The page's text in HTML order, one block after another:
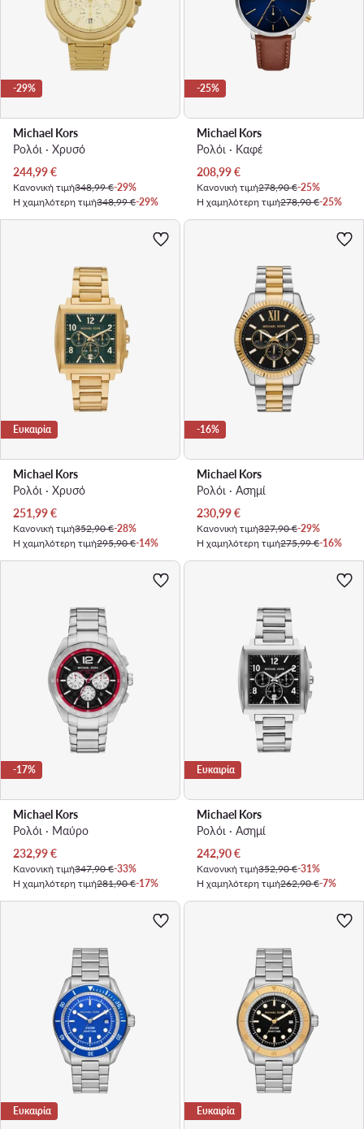
-29%
Michael Kors
Ρολόι · Χρυσό
Τρέχουσα τιμή
244,99€
Κανονική τιμή348,99 €-29%
Η χαμηλότερη τιμή348,99 €-29%
-25%
Michael Kors
Ρολόι · Καφέ
Τρέχουσα τιμή
208,99€
Κανονική τιμή278,90 €-25%
Η χαμηλότερη τιμή278,90 €-25%
Ευκαιρία
Michael Kors
Ρολόι · Χρυσό
Τρέχουσα τιμή
251,99€
Κανονική τιμή352,90 €-28%
Η χαμηλότερη τιμή295,90 €-14%
-16%
Michael Kors
Ρολόι · Ασημί
Τρέχουσα τιμή
230,99€
Κανονική τιμή327,90 €-29%
Η χαμηλότερη τιμή275,99 €-16%
-17%
Michael Kors
Ρολόι · Μαύρο
Τρέχουσα τιμή
232,99€
Κανονική τιμή347,90 €-33%
Η χαμηλότερη τιμή281,90 €-17%
Ευκαιρία
Michael Kors
Ρολόι · Ασημί
Τρέχουσα τιμή
242,90€
Κανονική τιμή352,90 €-31%
Η χαμηλότερη τιμή262,90 €-7%
Ευκαιρία Ευκαιρία